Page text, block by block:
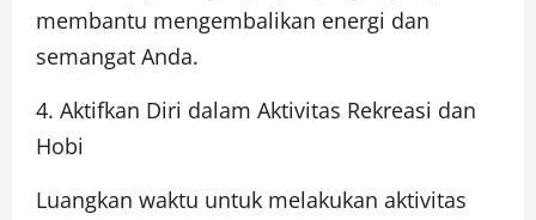
membantu mengembalikan energi dan
semangat Anda.
4. Aktifkan Diri dalam Aktivitas Rekreasi dan
Hobi
Luangkan waktu untuk melakukan aktivitas